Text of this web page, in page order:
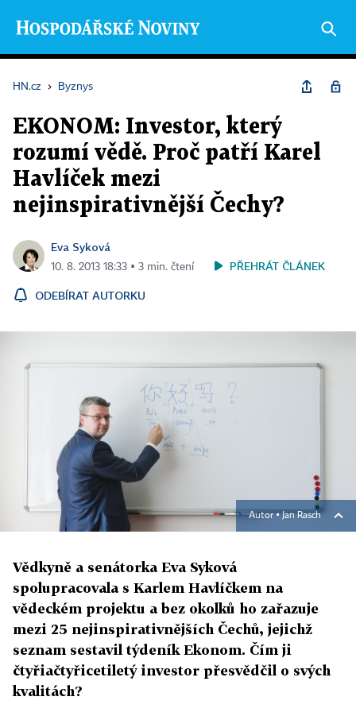
HN.cz › Byznys
EKONOM: Investor, který
rozumí vědě. Proč patří Karel
Havlíček mezi
nejinspirativnější Čechy?
Eva Syková
10. 8. 2013 18:33 ▪ 3 min. čtení PŘEHRÁT ČLÁNEK
ODEBÍRAT AUTORKU
Autor ▪Jan Rasch
Vědkyně a senátorka Eva Syková
spolupracovala s Karlem Havlíčkem na
vědeckém projektu a bez okolků ho zařazuje
mezi 25 nejinspirativnějších Čechů, jejichž
seznam sestavil týdeník Ekonom. Čím ji
čtyřiačtyřicetiletý investor přesvědčil o svých
kvalitách?